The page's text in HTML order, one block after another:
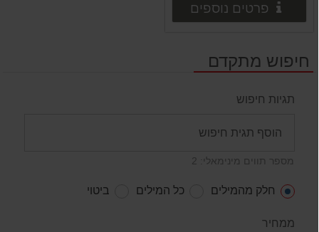
פרטים נוספים
חיפוש מתקדם
תגיות חיפוש
מספר תווים מינימאלי: 2
חלק מהמילים כל המילים ביטוי
ממחיר